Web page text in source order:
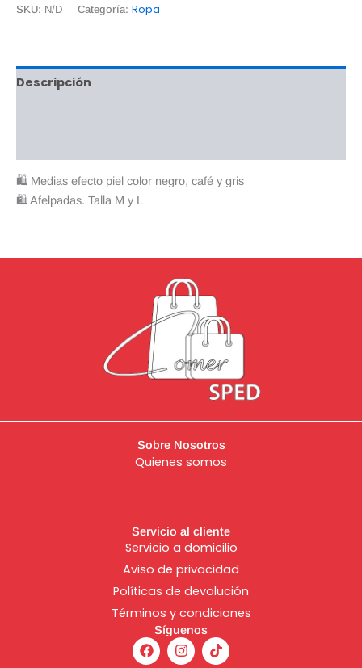
SKU: N/D Categoría: Ropa
Descripción
🛍 Medias efecto piel color negro, café y gris
🛍 Afelpadas. Talla M y L
Sobre Nosotros
Quienes somos
Servicio al cliente
Servicio a domicilio
Aviso de privacidad
Políticas de devolución
Términos y condiciones
Síguenos
F
a
I
n
T
i